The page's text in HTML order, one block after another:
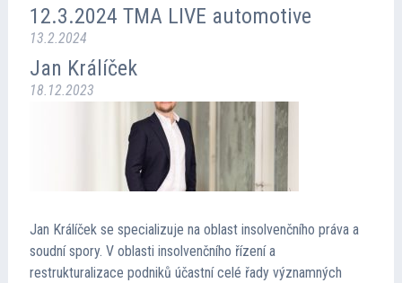
12.3.2024 TMA LIVE automotive
13.2.2024
Jan Králíček
18.12.2023
Jan Králíček se specializuje na oblast insolvenčního práva a
soudní spory. V oblasti insolvenčního řízení a
restrukturalizace podniků účastní celé řady významných